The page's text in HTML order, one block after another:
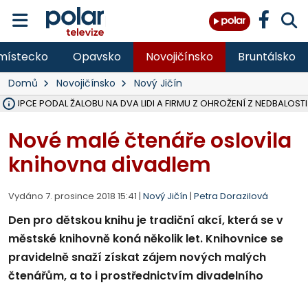
Opavsko Novojičínsko Bruntálsko
Domů Novojičínsko Nový Jičín
PODAL ŽALOBU NA DVA LIDI A FIRMU Z OHROŽENÍ Z NEDBALOSTI
Nové malé čtenáře oslovila
knihovna divadlem
Vydáno 7. prosince 2018 15:41 | Nový Jičín | Petra Dorazilová
Den pro dětskou knihu je tradiční akcí, která se v
městské knihovně koná několik let. Knihovnice se
pravidelně snaží získat zájem nových malých
čtenářům, a to i prostřednictvím divadelního